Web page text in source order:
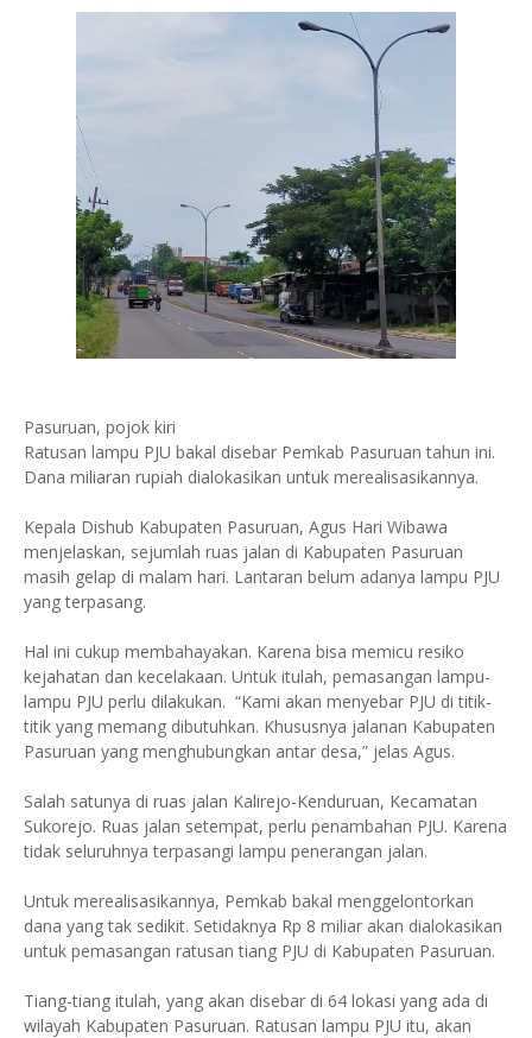
Pasuruan, pojok kiri
Ratusan lampu PJU bakal disebar Pemkab Pasuruan tahun ini.
Dana miliaran rupiah dialokasikan untuk merealisasikannya.
Kepala Dishub Kabupaten Pasuruan, Agus Hari Wibawa
menjelaskan, sejumlah ruas jalan di Kabupaten Pasuruan
masih gelap di malam hari. Lantaran belum adanya lampu PJU
yang terpasang.
Hal ini cukup membahayakan. Karena bisa memicu resiko
kejahatan dan kecelakaan. Untuk itulah, pemasangan lampu-
lampu PJU perlu dilakukan. “Kami akan menyebar PJU di titik-
titik yang memang dibutuhkan. Khususnya jalanan Kabupaten
Pasuruan yang menghubungkan antar desa,” jelas Agus.
Salah satunya di ruas jalan Kalirejo-Kenduruan, Kecamatan
Sukorejo. Ruas jalan setempat, perlu penambahan PJU. Karena
tidak seluruhnya terpasangi lampu penerangan jalan.
Untuk merealisasikannya, Pemkab bakal menggelontorkan
dana yang tak sedikit. Setidaknya Rp 8 miliar akan dialokasikan
untuk pemasangan ratusan tiang PJU di Kabupaten Pasuruan.
Tiang-tiang itulah, yang akan disebar di 64 lokasi yang ada di
wilayah Kabupaten Pasuruan. Ratusan lampu PJU itu, akan